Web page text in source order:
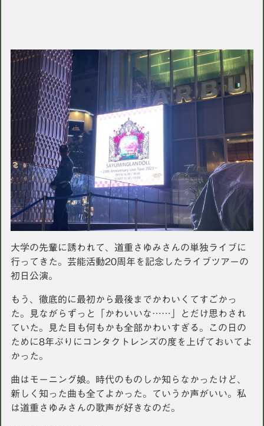
大学の先輩に誘われて、道重さゆみさんの単独ライブに
行ってきた。芸能活動20周年を記念したライブツアーの
初日公演。
もう、徹底的に最初から最後までかわいくてすごかっ
た。見ながらずっと「かわいいな……」とだけ思わされ
ていた。見た目も何もかも全部かわいすぎる。この日の
ために8年ぶりにコンタクトレンズの度を上げておいてよ
かった。
曲はモーニング娘。時代のものしか知らなかったけど、
新しく知った曲も全てよかった。ていうか声がいい。私
は道重さゆみさんの歌声が好きなのだ。